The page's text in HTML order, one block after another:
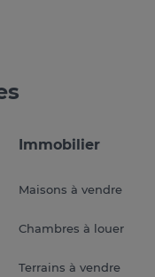
Immobilier
Maisons à vendre
Chambres à louer
Terrains à vendre